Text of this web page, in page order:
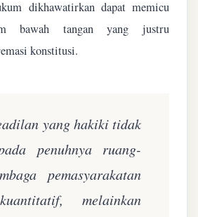
dikhawatirkan dapat memicu
bawah tangan yang justru
konstitusi.
yang hakiki tidak
penuhnya ruang-
pemasyarakatan
melainkan